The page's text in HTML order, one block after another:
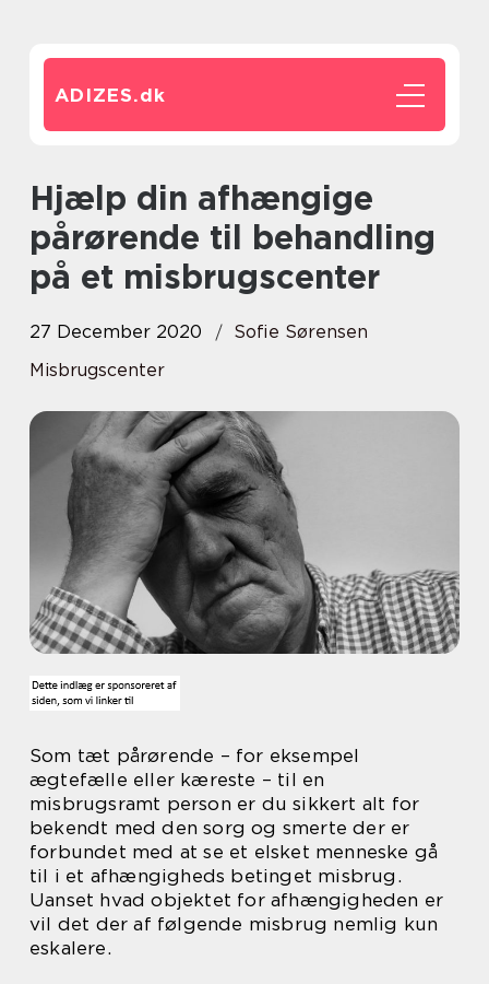
ADIZES.dk
Hjælp din afhængige
pårørende til behandling
på et misbrugscenter
27 December 2020
Sofie Sørensen
Misbrugscenter
Som tæt pårørende – for eksempel
ægtefælle eller kæreste – til en
misbrugsramt person er du sikkert alt for
bekendt med den sorg og smerte der er
forbundet med at se et elsket menneske gå
til i et afhængigheds betinget misbrug.
Uanset hvad objektet for afhængigheden er
vil det der af følgende misbrug nemlig kun
eskalere.